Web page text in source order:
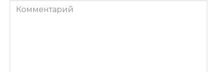
Комментарий